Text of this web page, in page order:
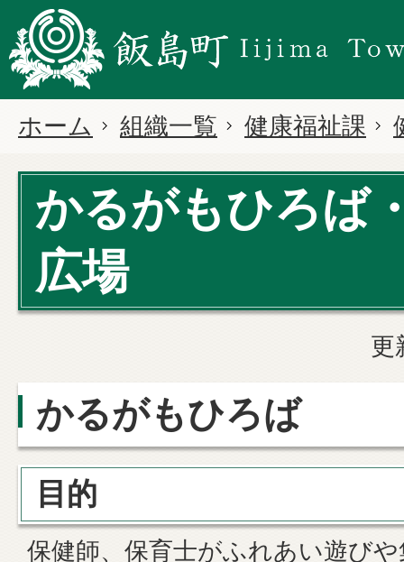
ホーム 組織一覧 健康福祉課
かるがもひろば
広場
更
かるがもひろば
目的
保健師、保育士がふれあい遊び